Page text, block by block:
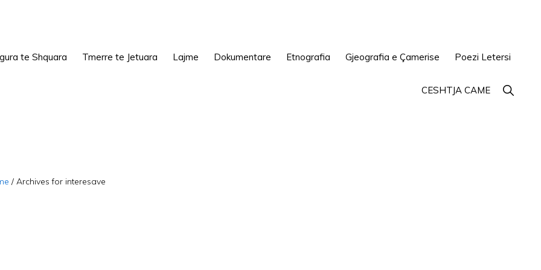
te Shquara Tmerre te Jetuara Lajme Dokumentare Etnografia Gjeografia e Çamerise Poezi Letersi
CESHTJA CAME Show
Search
/ Archives for interesave